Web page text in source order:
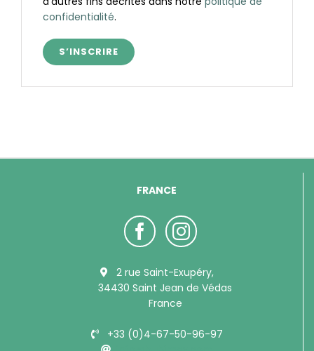
confidentialité.
S’INSCRIRE
FRANCE
2 rue Saint-Exupéry,
34430 Saint Jean de Védas
France
+33 (0)4-67-50-96-97